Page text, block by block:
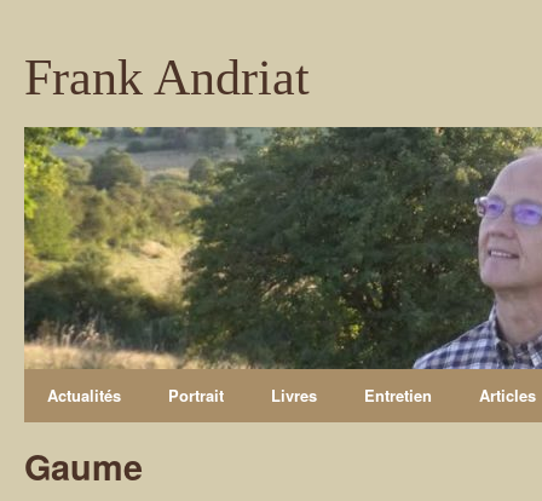
Frank Andriat
Actualités Portrait Livres Entretien Articles
Gaume